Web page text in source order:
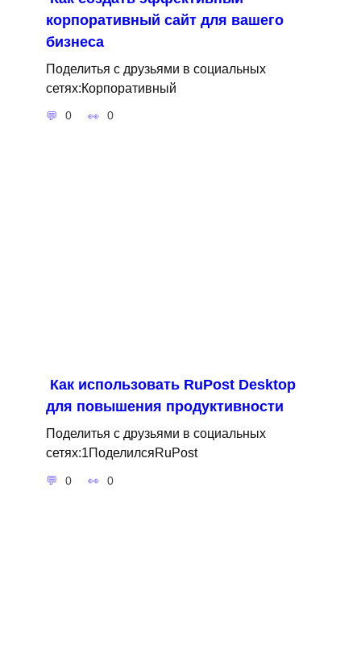
корпоративный сайт для вашего
бизнеса
Поделитья с друзьями в социальных
сетях:Корпоративный
0 0
Как использовать RuPost Desktop
для повышения продуктивности
Поделитья с друзьями в социальных
сетях:1ПоделилсяRuPost
0 0